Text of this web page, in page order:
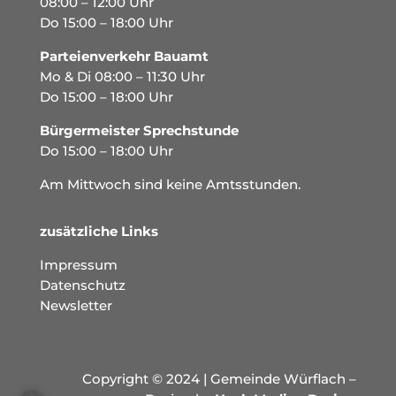
Do 15:00 – 18:00 Uhr
Parteienverkehr Bauamt
Mo & Di 08:00 – 11:30 Uhr
Do 15:00 – 18:00 Uhr
Bürgermeister Sprechstunde
Do 15:00 – 18:00 Uhr
Am Mittwoch sind keine Amtsstunden.
zusätzliche Links
Impressum
Datenschutz
Newsletter
Copyright © 2024 | Gemeinde Würflach –